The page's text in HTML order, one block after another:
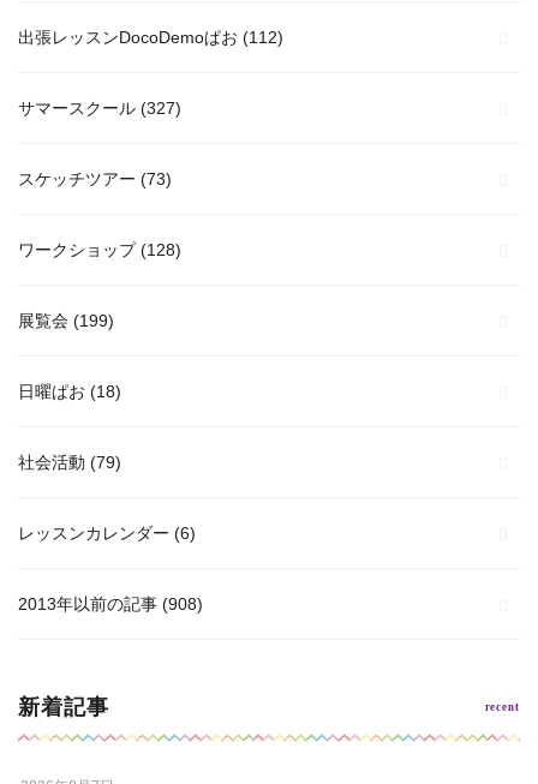
出張レッスンDocoDemoぱお (112)
サマースクール (327)
スケッチツアー (73)
ワークショップ(128)
展覧会 (199)
日曜ぱお (18)
社会活動 (79)
レッスンカレンダー (6)
2013年以前の記事 (908)
新着記事